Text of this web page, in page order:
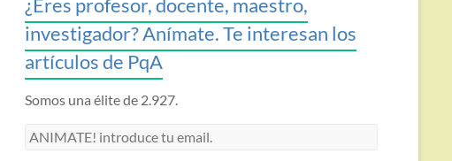
¿Eres profesor, docente, maestro,
investigador? Anímate. Te interesan los
artículos de PqA
Somos una élite de 2.927.
ANIMATE!